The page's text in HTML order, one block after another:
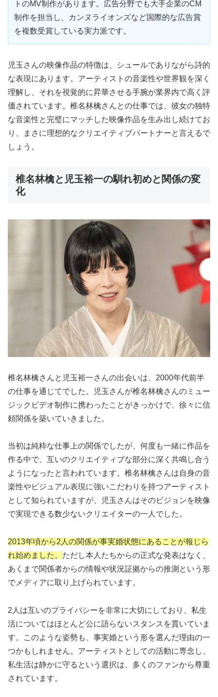
トのMV制作があります。広告分野でも大手企業のCM
制作を担当し、カンヌライオンズなど国際的な広告賞
を複数受賞している実力派です。
児玉さんの映像作品の特徴は、シュールでありながら詩的
な表現にあります。アーティストの音楽性や世界観を深く
理解し、それを視覚的に昇華させる手腕が業界内で高く評
価されています。椎名林檎さんとの仕事では、彼女の独特
な音楽性と完璧にマッチした映像作品を生み出し続けてお
り、まさに理想的なクリエイティブパートナーと言えるで
しょう。
椎名林檎と児玉裕一の馴れ初めと関係の変
化
椎名林檎さんと児玉裕一さんの出会いは、2000年代前半
の仕事を通じてでした。児玉さんが椎名林檎さんのミュー
ジックビデオ制作に携わったことがきっかけで、徐々に信
頼関係を築いていきました。
当初は純粋な仕事上の関係でしたが、何度も一緒に作品を
作る中で、互いのクリエイティブな部分に深く共鳴し合う
ようになったと言われています。椎名林檎さんは自身の音
楽性やビジュアル表現に強いこだわりを持つアーティスト
として知られていますが、児玉さんはそのビジョンを映像
で実現できる数少ないクリエイターの一人でした。
2013年頃から2人の関係が事実婚状態にあることが報じら
れ始めました。 ただし本人たちからの正式な発表はなく、
あくまで関係者からの情報や状況証拠からの推測という形
でメディアに取り上げられています。
2人は互いのプライバシーを非常に大切にしており、私生
活についてはほとんど公に語らないスタンスを貫いていま
す。このような姿勢も、事実婚という形を選んだ理由の一
つかもしれません。アーティストとしての活動に専念し、
私生活は静かに守るという選択は、多くのファンから尊重
されています。